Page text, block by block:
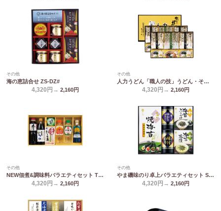
その他
海の恵詰合せ ZS-DZ#
4,320円→ 2,160円
その他
人力うどん「職人の技」うどん・そばセット JUS-DO
4,320円→ 2,160円
その他
NEW佃煮&調味料バラエティセット TGT-40N
4,320円→ 2,160円
その他
やま磯味のり卓上バラエティセット SVG-D
4,320円→ 2,160円